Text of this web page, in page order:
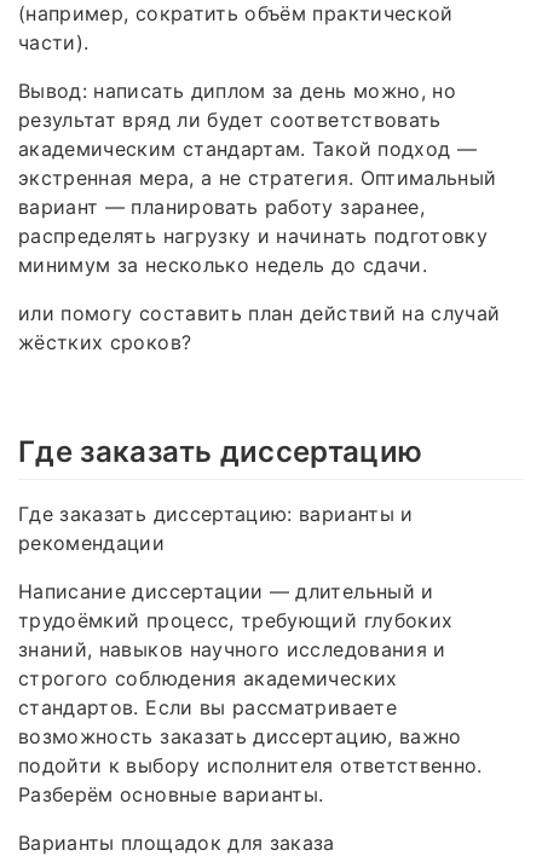
(например, сократить объём практической
части).
Вывод: написать диплом за день можно, но
результат вряд ли будет соответствовать
академическим стандартам. Такой подход —
экстренная мера, а не стратегия. Оптимальный
вариант — планировать работу заранее,
распределять нагрузку и начинать подготовку
минимум за несколько недель до сдачи.
или помогу составить план действий на случай
жёстких сроков?
Где заказать диссертацию
Где заказать диссертацию: варианты и
рекомендации
Написание диссертации — длительный и
трудоёмкий процесс, требующий глубоких
знаний, навыков научного исследования и
строгого соблюдения академических
стандартов. Если вы рассматриваете
возможность заказать диссертацию, важно
подойти к выбору исполнителя ответственно.
Разберём основные варианты.
Варианты площадок для заказа